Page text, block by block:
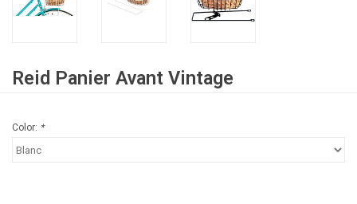
Reid Panier Avant Vintage
Color: *